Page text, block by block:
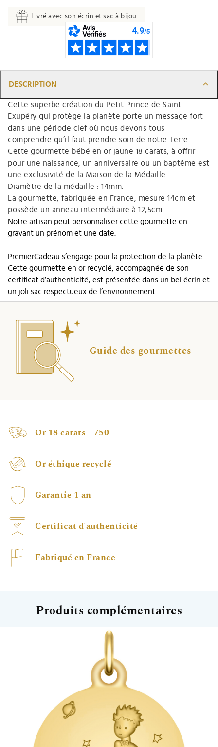
Livré avec son écrin et sac à bijou
DESCRIPTION
Cette superbe création du Petit Prince de Saint
Exupéry qui protège la planète porte un message fort
dans une période clef où nous devons tous
comprendre qu’il faut prendre soin de notre Terre.
Cette gourmette bébé en or jaune 18 carats, à offrir
pour une naissance, un anniversaire ou un baptême est
une exclusivité de la Maison de la Médaille.
Diamètre de la médaille : 14mm.
La gourmette, fabriquée en France, mesure 14cm et
possède un anneau intermédiaire à 12,5cm.
Notre artisan peut personnaliser cette gourmette en
gravant un prénom et une date.
PremierCadeau s’engage pour la protection de la planète.
Cette gourmette en or recyclé, accompagnée de son
certificat d’authenticité, est présentée dans un bel écrin et
un joli sac respectueux de l’environnement.
Guide des gourmettes
Or 18 carats - 750
Or éthique recyclé
Garantie 1 an
Certificat d'authenticité
Fabriqué en France
Produits complémentaires